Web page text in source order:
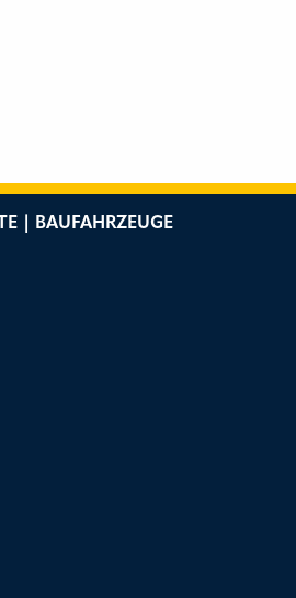
| BAUFAHRZEUGE